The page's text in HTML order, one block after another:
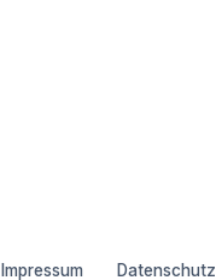
Impressum Datenschutz